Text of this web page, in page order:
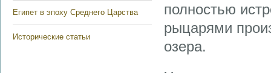
Египет в эпоху Среднего Царства
Исторические статьи
полностью
рыцарями
озера.